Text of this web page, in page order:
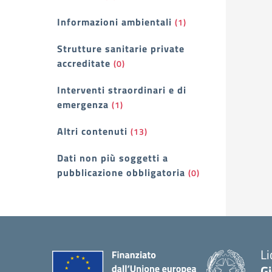
Informazioni ambientali (1)
Strutture sanitarie private
accreditate (0)
Interventi straordinari e di
emergenza (1)
Altri contenuti (13)
Dati non più soggetti a
pubblicazione obbligatoria (0)